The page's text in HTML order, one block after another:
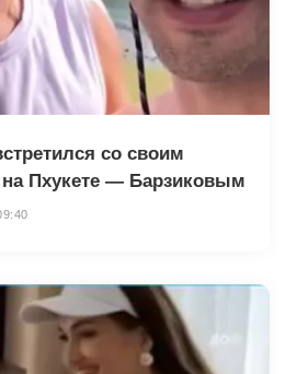
со своим
Пхукете — Барзиковым